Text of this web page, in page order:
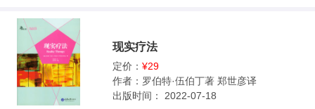
现实疗法
定价： ¥29
作者： 罗伯特·伍伯丁著 郑世彦译
出版时间：
2022-07-18